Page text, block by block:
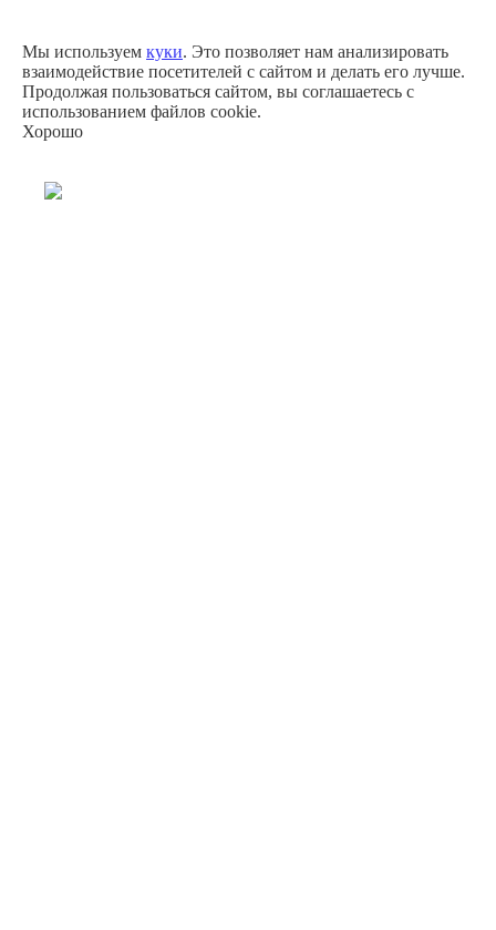
Мы используем куки. Это позволяет нам анализировать
взаимодействие посетителей с сайтом и делать его лучше.
Продолжая пользоваться сайтом, вы соглашаетесь с
использованием файлов cookie.
Хорошо